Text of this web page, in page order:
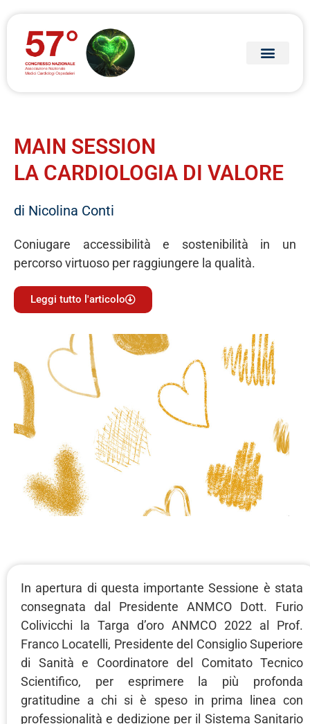
MAIN SESSION
LA CARDIOLOGIA DI VALORE
di Nicolina Conti
Coniugare accessibilità e sostenibilità in un
percorso virtuoso per raggiungere la qualità.
Leggi tutto l'articolo
In apertura di questa importante Sessione è stata
consegnata dal Presidente ANMCO Dott. Furio
Colivicchi la Targa d’oro ANMCO 2022 al Prof.
Franco Locatelli, Presidente del Consiglio Superiore
di Sanità e Coordinatore del Comitato Tecnico
Scientifico, per esprimere la più profonda
gratitudine a chi si è speso in prima linea con
professionalità e dedizione per il Sistema Sanitario